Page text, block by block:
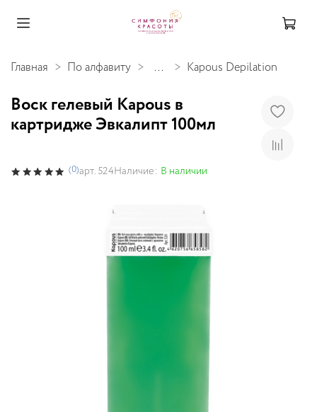
Главная По алфавиту ... Kapous Depilation
Воск гелевый Kapous в
картридже Эвкалипт 100мл
(0)арт.524Наличие: В наличии